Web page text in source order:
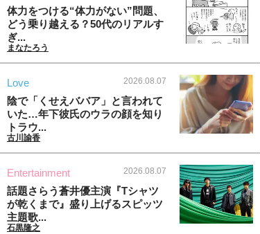
体力をつける“体力がない”問題、
どう乗り越える？50代のリアルす
ぎ...
まなたろう
Love 2026.08.07
陰で「くせえババア」と言われて
いた…年下彼氏のウラの顔を知り
トラウ...
古川諭香
Entertainment 2026.08.07
話題さらう蒼井優主演『Tシャツ
が乾くまで』盛り上げるスピッツ
主題歌...
石黒隆之